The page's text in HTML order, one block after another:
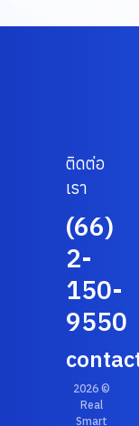
ติดต่อ
เรา
(66)
2-
150-
9550
2026 ©
Real
Smart